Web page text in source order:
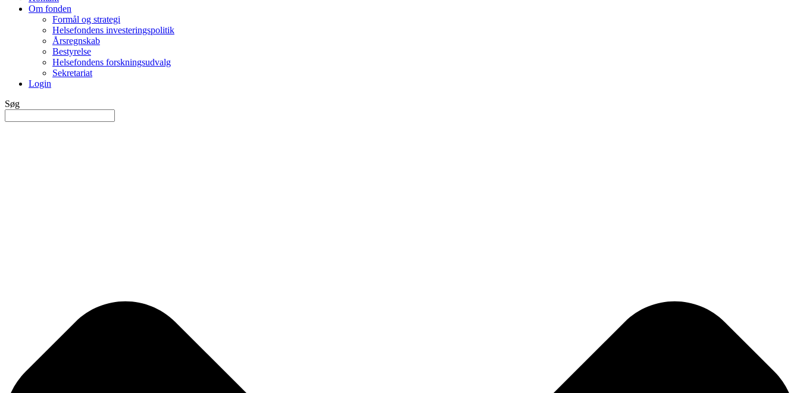
Om fonden
Formål og strategi
Helsefondens investeringspolitik
Årsregnskab
Bestyrelse
Helsefondens forskningsudvalg
Sekretariat
Login
Søg